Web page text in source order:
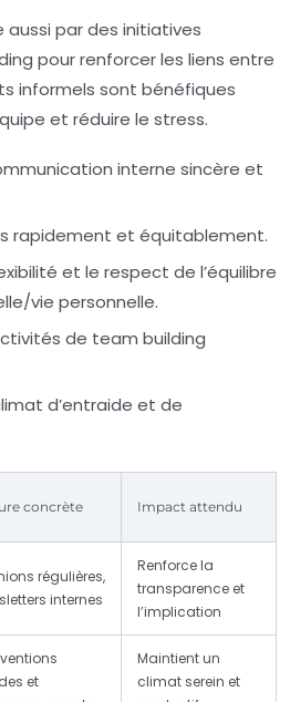
aussi par des initiatives
pour renforcer les liens entre
informels sont bénéfiques
et réduire le stress.
interne sincère et
rapidement et équitablement.
et le respect de l’équilibre
vie personnelle.
de team building
d’entraide et de
concrète Impact attendu
régulières,
internes
Renforce la
transparence et
l’implication
et
Maintient un
climat serein et